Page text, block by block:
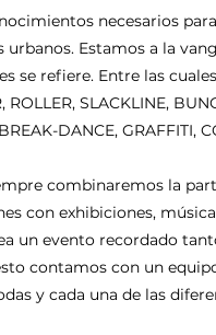
necesarios
Estamos a la
se refiere. Entre las
ROLLER, SLACKLINE,
DANCE, GRAFFITI,
combinaremos la
con exhibiciones,
un evento recordado
contamos con un
y cada una de las